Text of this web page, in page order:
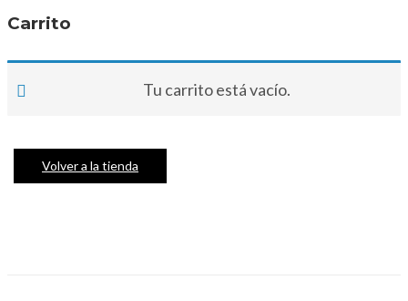
Carrito
Tu carrito está vacío.
Volver a la tienda